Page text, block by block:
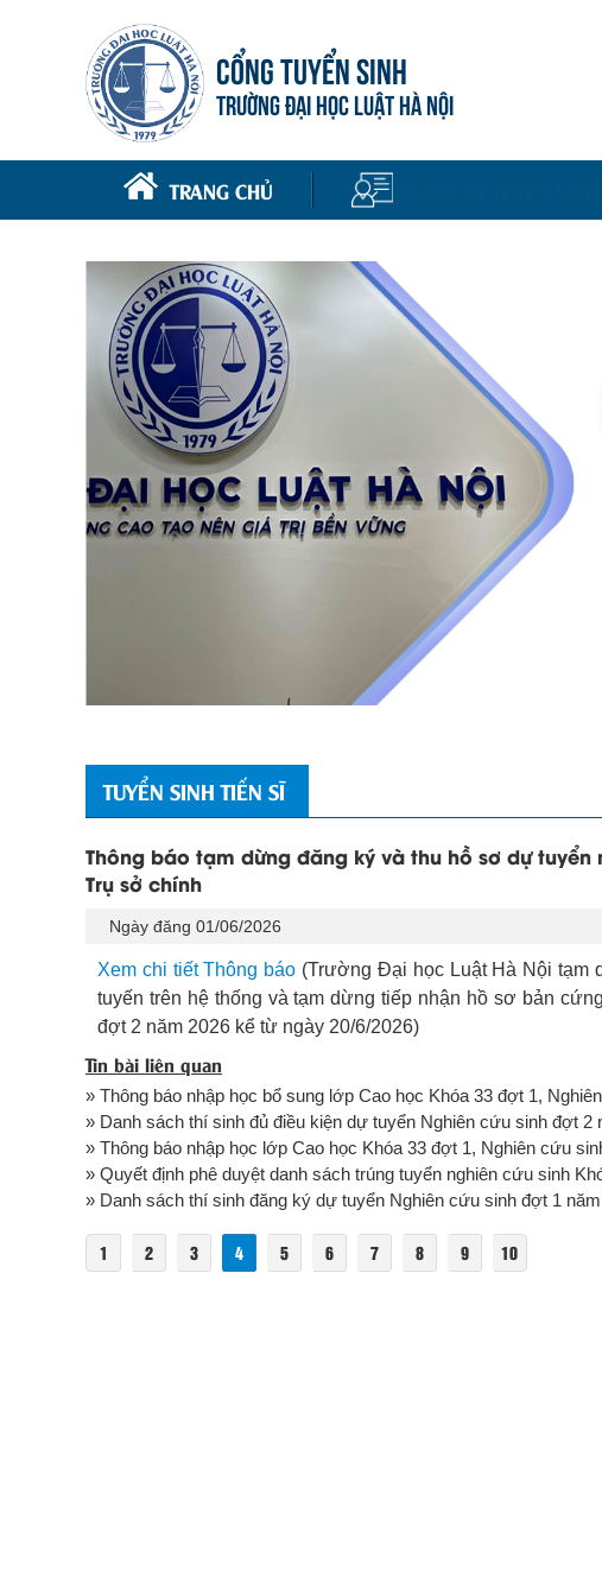
CỔNG TUYỂN SINH
TRƯỜNG ĐẠI HỌC LUẬT HÀ NỘI
TRANG CHỦ
TUYỂN SINH TIẾN SĨ
Thông báo tạm dừng đăng ký và thu hồ sơ dự
Trụ sở chính
Ngày đăng 01/06/2026
Xem chi tiết Thông báo (Trường Đại học Luật Hà Nội tạm
tuyến trên hệ thống và tạm dừng tiếp nhận hồ sơ bản
đợt 2 năm 2026 kể từ ngày 20/6/2026)
Tin bài liên quan
» Thông báo nhập học bổ sung lớp Cao học Khóa 33 đợt 1,
» Danh sách thí sinh đủ điều kiện dự tuyển Nghiên cứu sinh đợt 2
» Thông báo nhập học lớp Cao học Khóa 33 đợt 1, Nghiên cứu
» Quyết định phê duyệt danh sách trúng tuyển nghiên cứu sinh
» Danh sách thí sinh đăng ký dự tuyển Nghiên cứu sinh đợt 1
1 2 3 4 5 6 7 8 9 10